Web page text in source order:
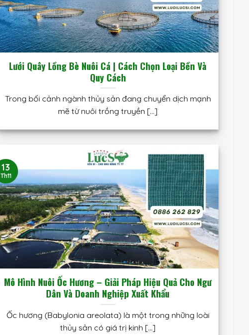
Lưới Quây Lồng Bè Nuôi Cá | Cách Chọn Loại Bền Và
Quy Cách
Trong bối cảnh ngành thủy sản đang chuyển dịch mạnh
mẽ từ nuôi trồng truyền [...]
Mô Hình Nuôi Ốc Hương – Giải Pháp Hiệu Quả Cho Ngư
Dân Và Doanh Nghiệp Xuất Khẩu
Ốc hương (Babylonia areolata) là một trong những loài
thủy sản có giá trị kinh [...]
13
Th11